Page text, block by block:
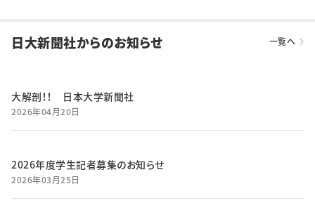
日大新聞社からのお知らせ 一覧へ
大解剖！！ 日本大学新聞社
2026年04月20日
2026年度学生記者募集のお知らせ
2026年03月25日